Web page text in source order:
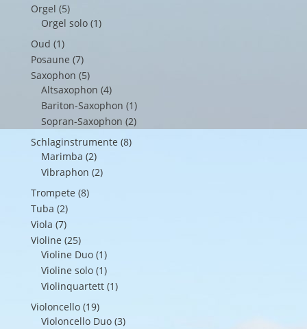
Orgel (5)
Orgel solo (1)
Oud (1)
Posaune (7)
Saxophon (5)
Altsaxophon (4)
Bariton-Saxophon (1)
Sopran-Saxophon (2)
Schlaginstrumente (8)
Marimba (2)
Vibraphon (2)
Trompete (8)
Tuba (2)
Viola (7)
Violine (25)
Violine Duo (1)
Violine solo (1)
Violinquartett (1)
Violoncello (19)
Violoncello Duo (3)